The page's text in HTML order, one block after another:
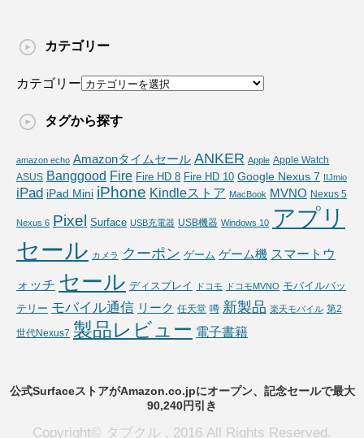
カテゴリー
カテゴリー
タグから探す
amazon echo Amazonタイムセール ANKER Apple Apple Watch
ASUS Banggood Fire Fire HD 8 Fire HD 10 Google Nexus 7 IIJmio
iPad iPad Mini iPhone Kindleストア MacBook MVNO Nexus 5
Nexus 6 Pixel Surface USB充電器 USB機器 Windows 10 アプリ
セール カメラ クーポン ゲーム ゲーム機 スマートウ
ォッチ セール ディスプレイ ドコモ ドコモMVNO モバイルバッ
テリー モバイル通信 リーク 任天堂 噂 新製品 楽天モバイル 第2
世代Nexus7 製品レビュー 電子書籍
公式SurfaceストアがAmazon.co.jpにオープン、記念セールで最大
90,240円引き
Copyright© タブクル , 2016 All Rights Reserved.